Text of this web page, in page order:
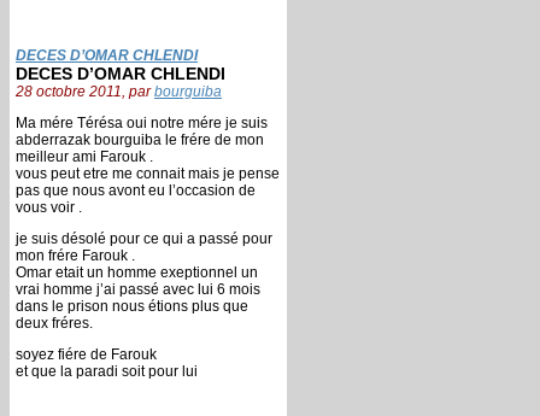
DECES D’OMAR CHLENDI
DECES D’OMAR CHLENDI
28 octobre 2011, parbourguiba
Ma mére Térésa oui notre mére je suis
abderrazak bourguiba le frére de mon
meilleur ami Farouk .
vous peut etre me connait mais je pense
pas que nous avont eu l’occasion de
vous voir .
je suis désolé pour ce qui a passé pour
mon frére Farouk .
Omar etait un homme exeptionnel un
vrai homme j’ai passé avec lui 6 mois
dans le prison nous étions plus que
deux fréres.
soyez fiére de Farouk
et que la paradi soit pour lui